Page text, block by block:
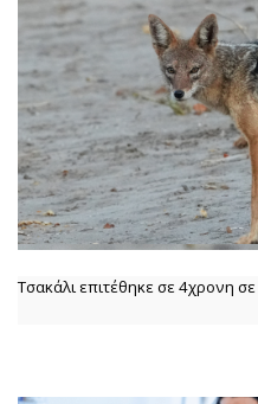
Τσακάλι επιτέθηκε σε 4χρονη